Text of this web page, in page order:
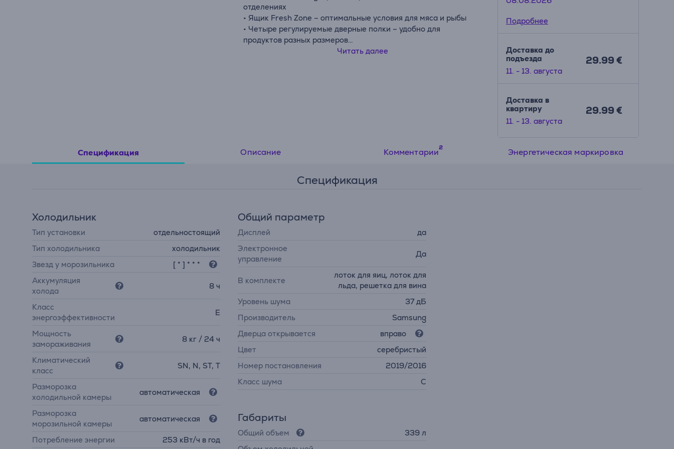
отделениях
• Ящик Fresh Zone – оптимальные условия для мяса и рыбы
• Четыре регулируемые дверные полки – удобно для
продуктов разных размеров
• Светодиодная подсветкаЧитать далее
Подробнее
Доставка до
подъезда
11. - 13. августа
29.99 €
Доставка в
квартиру
11. - 13. августа
29.99 €
Спецификация Описание Комментарии Энергетическая маркировка
Спецификация
Холодильник
Тип установки
отдельностоящий
Тип холодильника
холодильник
Звезд у морозильника
[ * ] * * *
Аккумуляция
холода
8 ч
Класс
энергоэффективности
E
Мощность
замораживания
8 кг / 24 ч
Климатический
класс
SN, N, ST, T
Разморозка
холодильной камеры
автоматическая
Разморозка
морозильной камеры
автоматическая
Потребление энергии 253 кВт/ч в год
Общий параметр
Дисплей
да
Электронное
управление
Да
В комплекте
лоток для яиц, лоток для
льда, решетка для вина
Уровень шума
37 дБ
Производитель
Samsung
Дверца открывается
вправо
Цвет
серебристый
Номер постановления
2019/2016
Класс шума
C
Габариты
Общий объем
339 л